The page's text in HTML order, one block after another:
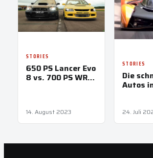
STORIES
650 PS Lancer Evo
8 vs. 700 PS WRX
14. August 2023
STORIES
Die
Autos
24. Juli